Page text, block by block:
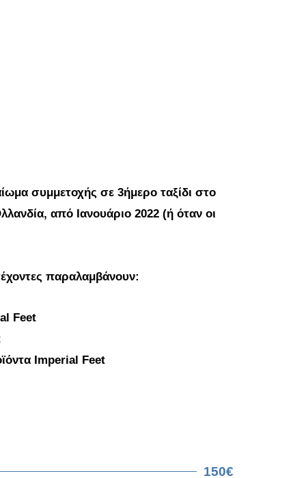
συμμετοχής σε 3ήμερο ταξίδι στο
από Ιανουάριο 2022 (ή όταν οι
παραλαμβάνουν:
Feet
Imperial Feet
150€